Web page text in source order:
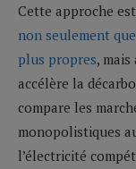
Cette approche
non seulement
plus propres,
accélère la
compare les
monopolistiques
l’électricité